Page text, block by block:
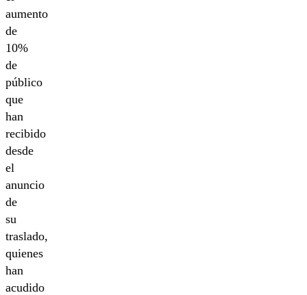
aumento
de
10%
de
público
que
han
recibido
desde
el
anuncio
de
su
traslado,
quienes
han
acudido